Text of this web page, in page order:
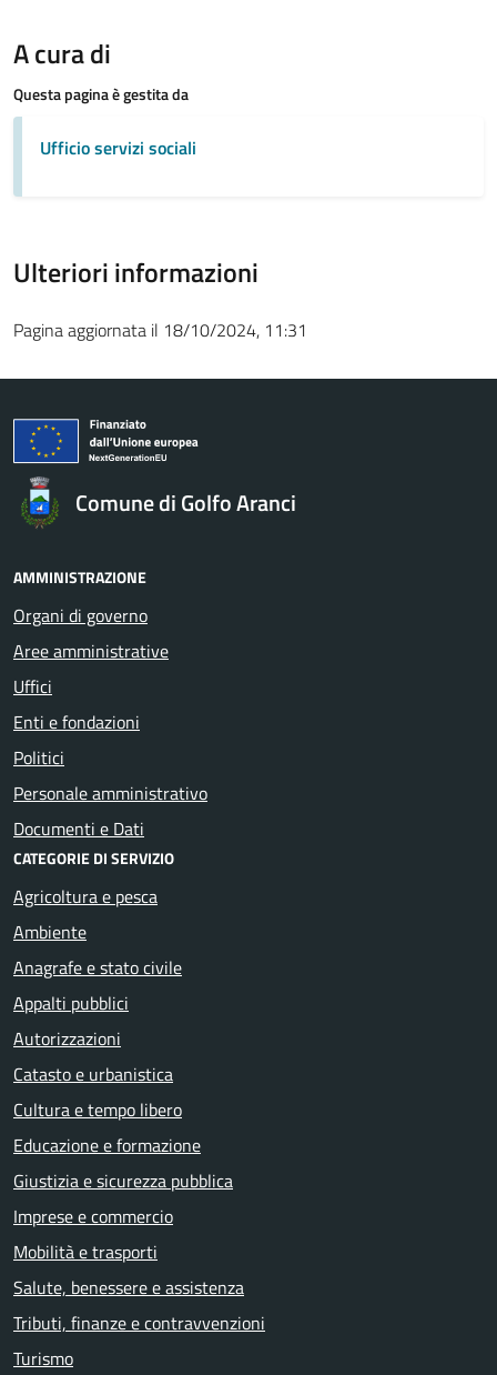
A cura di
Questa pagina è gestita da
Ufficio servizi sociali
Ulteriori informazioni
Pagina aggiornata il 18/10/2024, 11:31
Comune di Golfo Aranci
AMMINISTRAZIONE
Organi di governo
Aree amministrative
Uffici
Enti e fondazioni
Politici
Personale amministrativo
Documenti e Dati
CATEGORIE DI SERVIZIO
Agricoltura e pesca
Ambiente
Anagrafe e stato civile
Appalti pubblici
Autorizzazioni
Catasto e urbanistica
Cultura e tempo libero
Educazione e formazione
Giustizia e sicurezza pubblica
Imprese e commercio
Mobilità e trasporti
Salute, benessere e assistenza
Tributi, finanze e contravvenzioni
Turismo